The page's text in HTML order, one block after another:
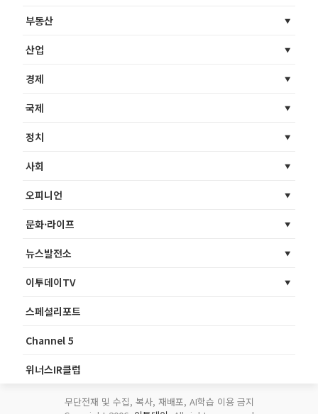
부동산
산업
경제
국제
정치
사회
오피니언
문화·라이프
뉴스발전소
이투데이TV
스페셜리포트
Channel 5
위너스IR클럽
무단전재 및 수집, 복사, 재배포, AI학습 이용 금지